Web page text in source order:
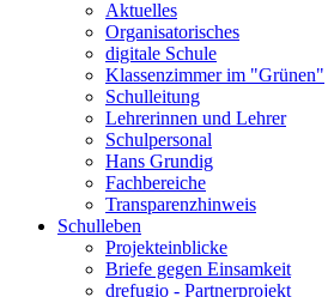
Aktuelles
Organisatorisches
digitale Schule
Klassenzimmer im "Grünen"
Schulleitung
Lehrerinnen und Lehrer
Schulpersonal
Hans Grundig
Fachbereiche
Transparenzhinweis
Schulleben
Projekteinblicke
Briefe gegen Einsamkeit
drefugio - Partnerprojekt